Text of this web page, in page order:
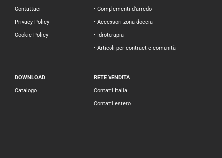
Contattaci
Privacy Policy
Cookie Policy
• Complementi d’arredo
• Accessori zona doccia
• Idroterapia
• Articoli per contract e comunità
DOWNLOAD
Catalogo
RETE VENDITA
Contatti Italia
Contatti estero